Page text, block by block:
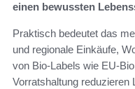
einen bewussten
Praktisch bedeutet das
und regionale Einkäufe,
von Bio-Labels wie EU-
Vorratshaltung reduzieren